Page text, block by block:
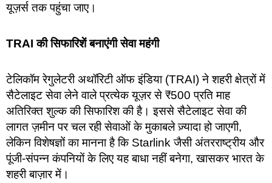
यूज़र्स तक पहुंचा जाए।
TRAI की सिफारिशें बनाएंगी सेवा महंगी
टेलिकॉम रेगुलेटरी अथॉरिटी ऑफ इंडिया (TRAI) ने शहरी क्षेत्रों में
सैटेलाइट सेवा लेने वाले प्रत्येक यूज़र से ₹500 प्रति माह
अतिरिक्त शुल्क की सिफारिश की है। इससे सैटेलाइट सेवा की
लागत ज़मीन पर चल रही सेवाओं के मुकाबले ज़्यादा हो जाएगी,
लेकिन विशेषज्ञों का मानना है कि Starlink जैसी अंतरराष्ट्रीय और
पूंजी-संपन्न कंपनियों के लिए यह बाधा नहीं बनेगा, खासकर भारत के
शहरी बाज़ार में।